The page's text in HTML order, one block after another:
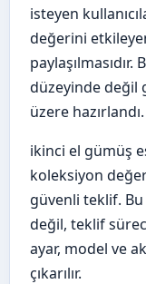
isteyen
değerini
düzeyinde değil
üzere hazırlandı.
ikinci el gümüş
koleksiyon
güvenli teklif. Bu
değil, teklif
ayar, model ve
çıkarılır.